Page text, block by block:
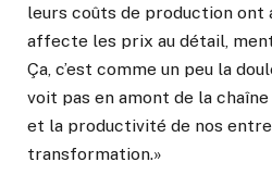
leurs coûts de production ont
affecte les prix au détail,
Ça, c’est comme un peu la
voit pas en amont de la
et la productivité de nos
transformation.»